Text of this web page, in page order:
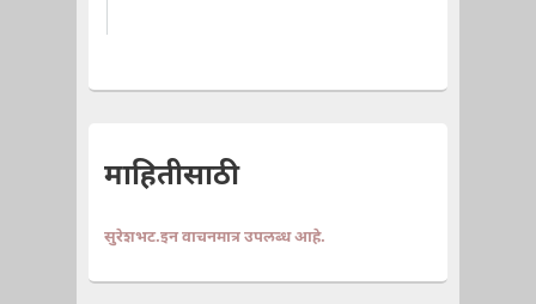
माहितीसाठी
सुरेशभट.इन वाचनमात्र उपलब्ध आहे.